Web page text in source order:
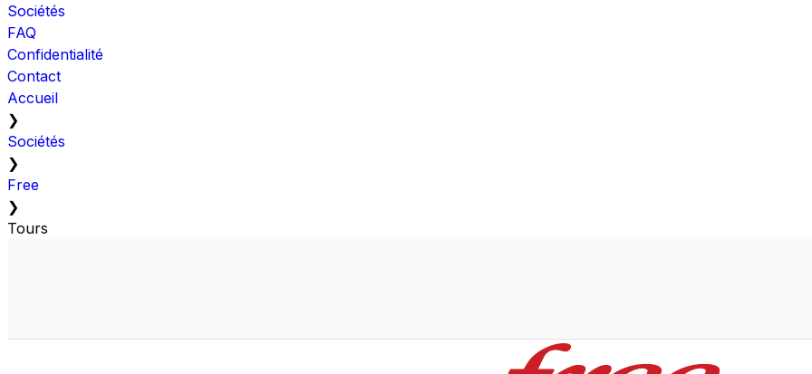
Sociétés
FAQ
Confidentialité
Contact
Accueil
❯
Sociétés
❯
Free
❯
Tours